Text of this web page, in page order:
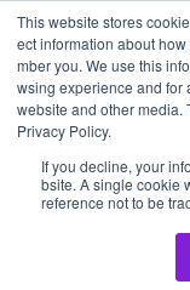
This website stores
ect information about
mber you. We use this
wsing experience and for
website and other media.
Privacy Policy.
If you decline, your
bsite. A single cookie
reference not to be
Apr 5, 2023